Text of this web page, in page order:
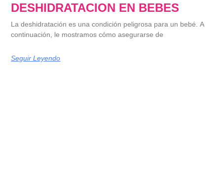
DESHIDRATACION EN BEBES
La deshidratación es una condición peligrosa para un bebé. A
continuación, le mostramos cómo asegurarse de
Seguir Leyendo